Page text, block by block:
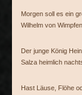
Morgen soll es ein
Wilhelm von
Der junge König
Salza heimlich
Hast Läuse, Flöhe